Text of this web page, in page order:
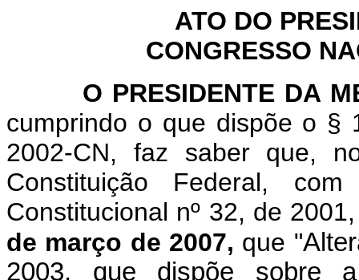
ATO DO
CONGRESSO
O PRESIDENTE DA
cumprindo o que dispõe o §
2002-CN, faz saber que,
Constituição Federal,
Constitucional nº 32, de
de março de 2007, que "
2003, que dispõe sobre